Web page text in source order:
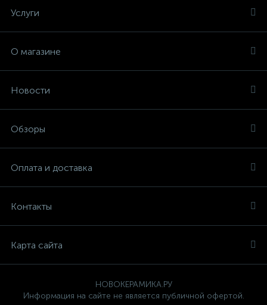
Услуги
О магазине
Новости
Обзоры
Оплата и доставка
Контакты
Карта сайта
НОВОКЕРАМИКА.РУ
Информация на сайте не является публичной офертой.